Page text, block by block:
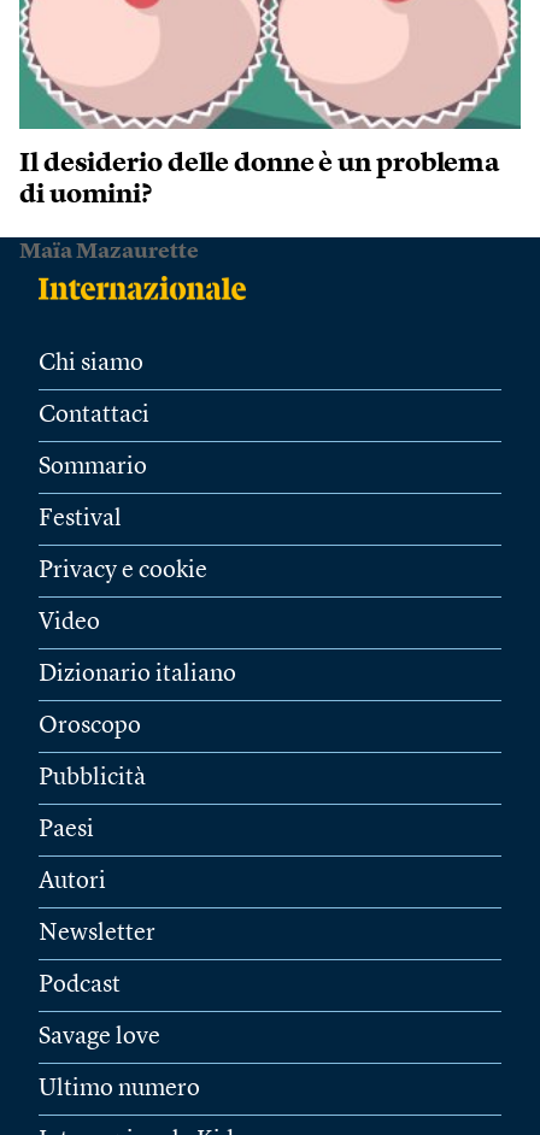
Il desiderio delle donne è un problema
di uomini?
Maïa Mazaurette
Chi siamo
Contattaci
Sommario
Festival
Privacy e cookie
Video
Dizionario italiano
Oroscopo
Pubblicità
Paesi
Autori
Newsletter
Podcast
Savage love
Ultimo numero